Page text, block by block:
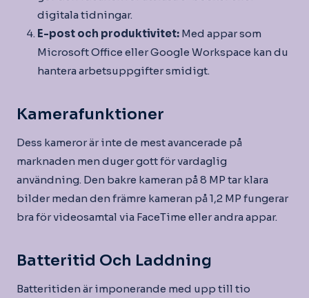
digitala tidningar.
E-post och produktivitet: Med appar som
Microsoft Office eller Google Workspace kan du
hantera arbetsuppgifter smidigt.
Kamerafunktioner
Dess kameror är inte de mest avancerade på
marknaden men duger gott för vardaglig
användning. Den bakre kameran på 8 MP tar klara
bilder medan den främre kameran på 1,2 MP fungerar
bra för videosamtal via FaceTime eller andra appar.
Batteritid Och Laddning
Batteritiden är imponerande med upp till tio